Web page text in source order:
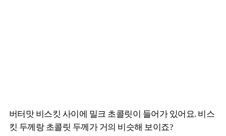
버터맛 비스킷 사이에 밀크 초콜릿이 들어가 있어요. 비스
킷 두께랑 초콜릿 두께가 거의 비슷해 보이죠?